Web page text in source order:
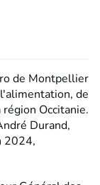
de Montpellier
de
Occitanie.
Durand,
2024,